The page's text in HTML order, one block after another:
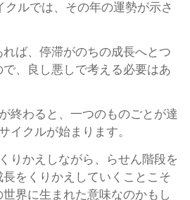
クルでは、その年の運勢が示さ
ば、停滞がのちの成長へとつ
、良し悪しで考える必要はあ
終わると、一つのものごとが達
イクルが始まります。
りかえしながら、らせん階段を
長をくりかえしていくことこそ
界に生まれた意味なのかもし